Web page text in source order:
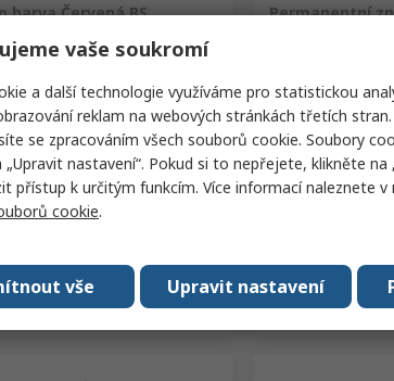
barva Červená BS
RS241-2833
J800/R/R
krabice po 25 kusech)
(bez DPH) 1 934,75 Kč/krabice
Přidat
Porovnat
Permanentní
Výrobní číslo RS-4-
Mezisoučet (1
376,70 Kč(bez
Množství
vaše soukromí
a další technologie využíváme pro statistickou
reklam na webových stránkách třetích
se zpracováním všech souborů cookie. Soubory
nastavení“. Pokud si to nepřejete, klikněte na
přístup k určitým funkcím. Více informací naleznete v
cookie.
Upravit nastavení
vše